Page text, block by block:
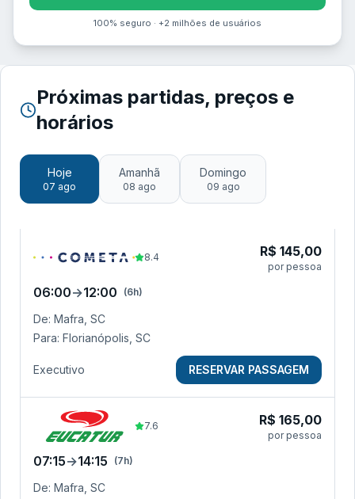
100% seguro · +2 milhões de usuários
Próximas partidas, preços e
horários
Hoje
07 ago
Amanhã
08 ago
Domingo
09 ago
8.4 R$ 145,00
por pessoa
06:00→12:00 (6h)
De: Mafra, SC
Para: Florianópolis, SC
Executivo RESERVAR PASSAGEM
7.6 R$ 165,00
por pessoa
07:15→14:15 (7h)
De: Mafra, SC